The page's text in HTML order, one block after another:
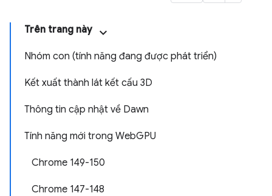
Trên trang này
Nhóm con (tính năng đang được phát triển)
Kết xuất thành lát kết cấu 3D
Thông tin cập nhật về Dawn
Tính năng mới trong WebGPU
Chrome 149-150
Chrome 147-148